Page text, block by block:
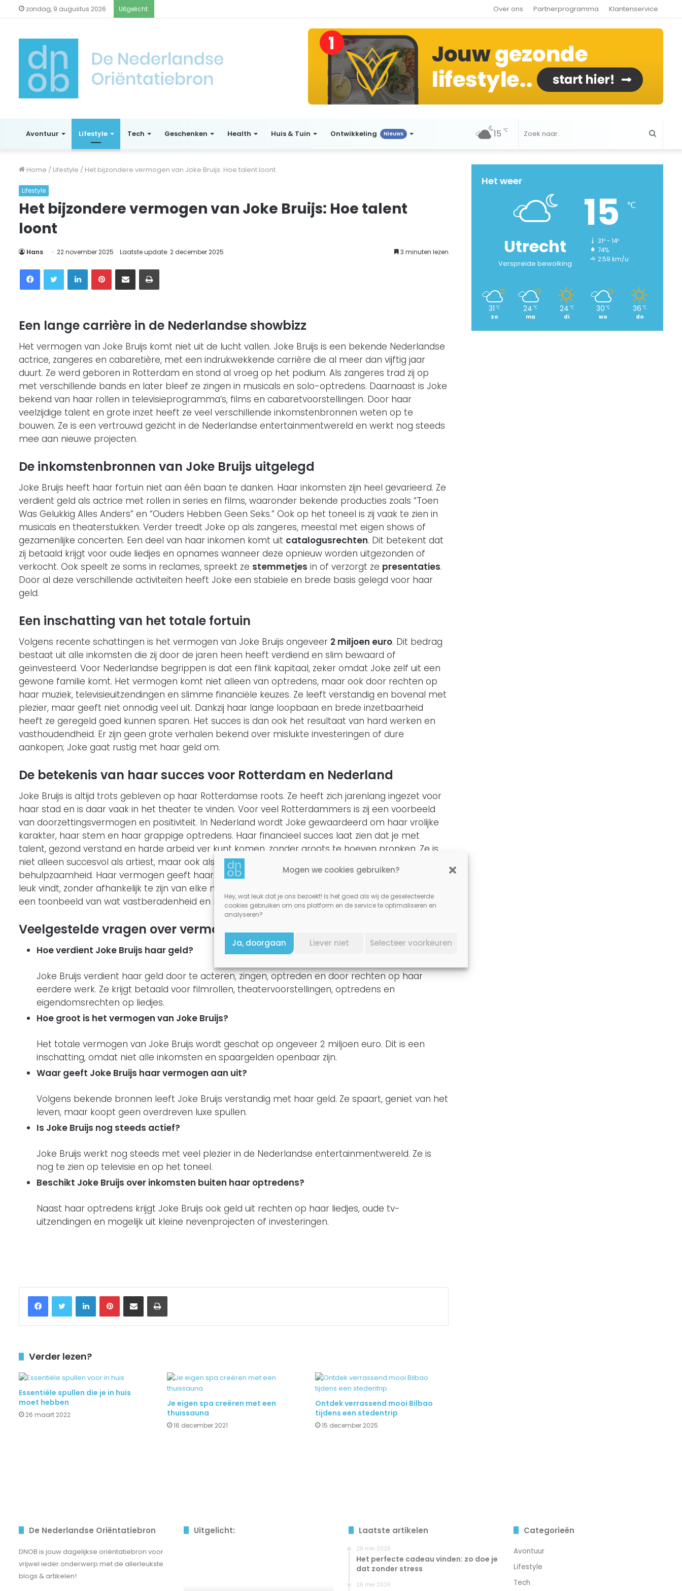
Mogen we cookies gebruiken?
Hey, wat leuk dat je ons bezoekt! Is het goed als wij de geselecteerde
cookies gebruiken om ons platform en de service te optimaliseren en
analyseren?
Ja, doorgaan Liever niet Selecteer voorkeuren
zondag, 9 augustus 2026 Uitgelicht: Over ons Partnerprogramma Klantenservice
Avontuur Lifestyle Tech Geschenken Health Huis & Tuin Ontwikkeling Nieuws
naar..
15 ℃
Home / Lifestyle / Het bijzondere vermogen van Joke Bruijs: Hoe talent loont
Lifestyle
Het bijzondere vermogen van Joke Bruijs: Hoe talent
loont
Hans 22 november 2025 Laatste update: 2 december 2025 3 minuten lezen
FacebookTwitter LinkedInPinterestDelen via Email Printen
Een lange carrière in de Nederlandse showbizz
Het vermogen van Joke Bruijs komt niet uit de lucht vallen. Joke Bruijs is een bekende Nederlandse
actrice, zangeres en cabaretière, met een indrukwekkende carrière die al meer dan vijftig jaar
duurt. Ze werd geboren in Rotterdam en stond al vroeg op het podium. Als zangeres trad zij op
met verschillende bands en later bleef ze zingen in musicals en solo-optredens. Daarnaast is Joke
bekend van haar rollen in televisieprogramma’s, films en cabaretvoorstellingen. Door haar
veelzijdige talent en grote inzet heeft ze veel verschillende inkomstenbronnen weten op te
bouwen. Ze is een vertrouwd gezicht in de Nederlandse entertainmentwereld en werkt nog steeds
mee aan nieuwe projecten.
De inkomstenbronnen van Joke Bruijs uitgelegd
Joke Bruijs heeft haar fortuin niet aan één baan te danken. Haar inkomsten zijn heel gevarieerd. Ze
verdient geld als actrice met rollen in series en films, waaronder bekende producties zoals “Toen
Was Gelukkig Alles Anders” en “Ouders Hebben Geen Seks.” Ook op het toneel is zij vaak te zien in
musicals en theaterstukken. Verder treedt Joke op als zangeres, meestal met eigen shows of
gezamenlijke concerten. Een deel van haar inkomen komt uit catalogusrechten. Dit betekent dat
zij betaald krijgt voor oude liedjes en opnames wanneer deze opnieuw worden uitgezonden of
verkocht. Ook speelt ze soms in reclames, spreekt ze stemmetjes in of verzorgt ze presentaties.
Door al deze verschillende activiteiten heeft Joke een stabiele en brede basis gelegd voor haar
geld.
Een inschatting van het totale fortuin
Volgens recente schattingen is het vermogen van Joke Bruijs ongeveer 2 miljoen euro. Dit bedrag
bestaat uit alle inkomsten die zij door de jaren heen heeft verdiend en slim bewaard of
geïnvesteerd. Voor Nederlandse begrippen is dat een flink kapitaal, zeker omdat Joke zelf uit een
gewone familie komt. Het vermogen komt niet alleen van optredens, maar ook door rechten op
haar muziek, televisieuitzendingen en slimme financiële keuzes. Ze leeft verstandig en bovenal met
plezier, maar geeft niet onnodig veel uit. Dankzij haar lange loopbaan en brede inzetbaarheid
heeft ze geregeld goed kunnen sparen. Het succes is dan ook het resultaat van hard werken en
vasthoudendheid. Er zijn geen grote verhalen bekend over mislukte investeringen of dure
aankopen; Joke gaat rustig met haar geld om.
De betekenis van haar succes voor Rotterdam en Nederland
Joke Bruijs is altijd trots gebleven op haar Rotterdamse roots. Ze heeft zich jarenlang ingezet voor
haar stad en is daar vaak in het theater te vinden. Voor veel Rotterdammers is zij een voorbeeld
van doorzettingsvermogen en positiviteit. In Nederland wordt Joke gewaardeerd om haar vrolijke
karakter, haar stem en haar grappige optredens. Haar financieel succes laat zien dat je met
talent, gezond verstand en harde arbeid ver kunt komen, zonder groots te hoeven pronken. Ze is
niet alleen succesvol als artiest, maar ook als mens, door haar trouwe vriendschappen en
behulpzaamheid. Haar vermogen geeft haar vooral rust en vrijheid om projecten te kiezen die ze
leuk vindt, zonder afhankelijk te zijn van elke nieuwe klus. Voor jongeren in de cultuurwereld is Joke
een toonbeeld van wat vastberadenheid en liefde voor het vak kan opleveren.
Veelgestelde vragen over vermogen Joke Bruijs
Hoe verdient Joke Bruijs haar geld?
Joke Bruijs verdient haar geld door te acteren, zingen, optreden en door rechten op haar
eerdere werk. Ze krijgt betaald voor filmrollen, theatervoorstellingen, optredens en
eigendomsrechten op liedjes.
Hoe groot is het vermogen van Joke Bruijs?
Het totale vermogen van Joke Bruijs wordt geschat op ongeveer 2 miljoen euro. Dit is een
inschatting, omdat niet alle inkomsten en spaargelden openbaar zijn.
Waar geeft Joke Bruijs haar vermogen aan uit?
Volgens bekende bronnen leeft Joke Bruijs verstandig met haar geld. Ze spaart, geniet van het
leven, maar koopt geen overdreven luxe spullen.
Is Joke Bruijs nog steeds actief?
Joke Bruijs werkt nog steeds met veel plezier in de Nederlandse entertainmentwereld. Ze is
nog te zien op televisie en op het toneel.
Beschikt Joke Bruijs over inkomsten buiten haar optredens?
Naast haar optredens krijgt Joke Bruijs ook geld uit rechten op haar liedjes, oude tv-
uitzendingen en mogelijk uit kleine nevenprojecten of investeringen.
FacebookTwitter LinkedInPinterestDelen via Email Printen
Verder lezen?
Essentiële spullen die je in huis
moet hebben
26 maart 2022
Je eigen spa creëren met een
thuissauna
16 december 2021
Ontdek verrassend mooi Bilbao
tijdens een stedentrip
15 december 2025
Het weer
Utrecht
Verspreide bewolking
15 ℃
31º - 14º
74%
2.59 km/u
31 ℃
zo
24 ℃
ma
24 ℃
di
30 ℃
wo
36 ℃
do
De Nederlandse Oriëntatiebron
DNOB is jouw dagelijkse oriëntatiebron voor
vrijwel ieder onderwerp met de allerleukste
blogs & artikelen!
Uitgelicht: Laatste artikelen
28 mei 2026
Het perfecte cadeau vinden: zo doe je
dat zonder stress
26 mei 2026
Categorieën
Avontuur
Lifestyle
Tech